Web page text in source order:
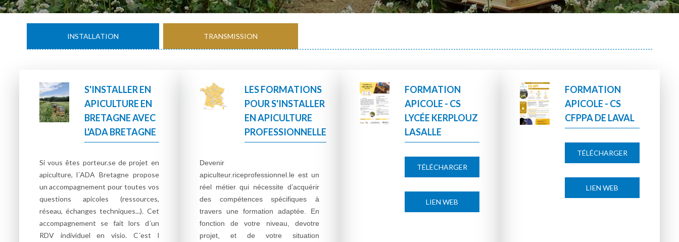
INSTALLATION TRANSMISSION
S'INSTALLER EN
APICULTURE EN
BRETAGNE AVEC
L'ADA BRETAGNE
Si vous êtes porteur.se de projet en
apiculture, l´ADA Bretagne propose
un accompagnement pour toutes vos
questions apicoles (ressources,
réseau, échanges techniques...). Cet
accompagnement se fait lors d´un
RDV individuel en visio. C´est l
LES FORMATIONS
POUR S'INSTALLER
EN APICULTURE
PROFESSIONNELLE
Devenir
apiculteur.riceprofessionnel.le est un
réel métier qui nécessite d’acquérir
des compétences spécifiques à
travers une formation adaptée. En
fonction de votre niveau, devotre
projet, et de votre situation
FORMATION
APICOLE - CS
LYCÉE KERPLOUZ
LASALLE
TÉLÉCHARGER
LIEN WEB
FORMATION
APICOLE - CS
CFPPA DE LAVAL
TÉLÉCHARGER
LIEN WEB